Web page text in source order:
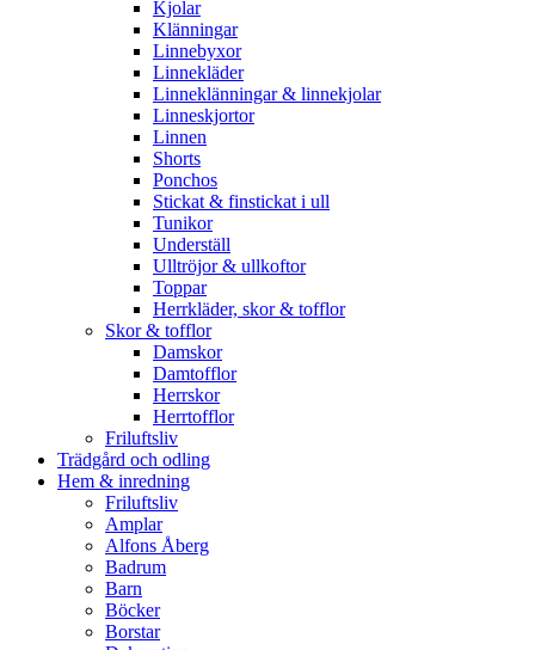
Kjolar
Klänningar
Linnebyxor
Linnekläder
Linneklänningar & linnekjolar
Linneskjortor
Linnen
Shorts
Ponchos
Stickat & finstickat i ull
Tunikor
Underställ
Ulltröjor & ullkoftor
Toppar
Herrkläder, skor & tofflor
Skor & tofflor
Damskor
Damtofflor
Herrskor
Herrtofflor
Friluftsliv
Trädgård och odling
Hem & inredning
Friluftsliv
Amplar
Alfons Åberg
Badrum
Barn
Böcker
Borstar